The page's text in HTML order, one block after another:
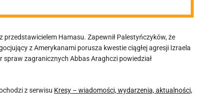
Hamasu. Zapewnił Palestyńczyków, że
z Amerykanami porusza kwestie ciągłej agresji Izraela
zagranicznych Abbas Araghczi powiedział
z serwisu Kresy – wiadomości, wydarzenia, aktualności,